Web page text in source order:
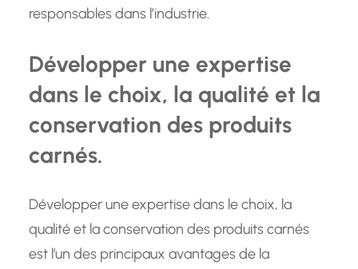
responsables dans l’industrie.
Développer une expertise
dans le choix, la qualité et la
conservation des produits
carnés.
Développer une expertise dans le choix, la
qualité et la conservation des produits carnés
est l’un des principaux avantages de la